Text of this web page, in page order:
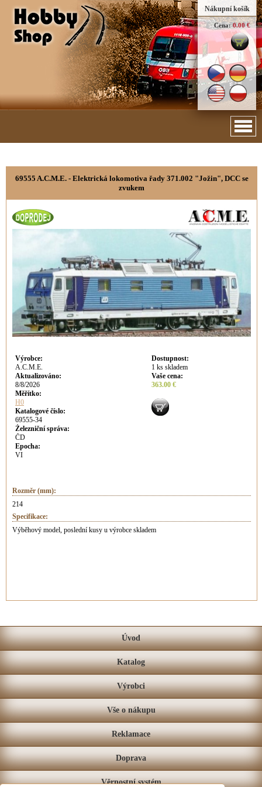
Nákupní košík
Cena: 0.00 €
69555 A.C.M.E. - Elektrická lokomotiva řady 371.002 "Jožin", DCC se
zvukem
Výrobce:
A.C.M.E.
Aktualizováno:
8/8/2026
Měřítko:
H0
Katalogové číslo:
69555-34
Železniční správa:
ČD
Epocha:
VI
Dostupnost:
1 ks skladem
Vaše cena:
363.00 €
Rozměr (mm):
214
Specifikace:
Výběhový model, poslední kusy u výrobce skladem
Úvod
Katalog
Výrobci
Vše o nákupu
Reklamace
Doprava
Věrnostní systém